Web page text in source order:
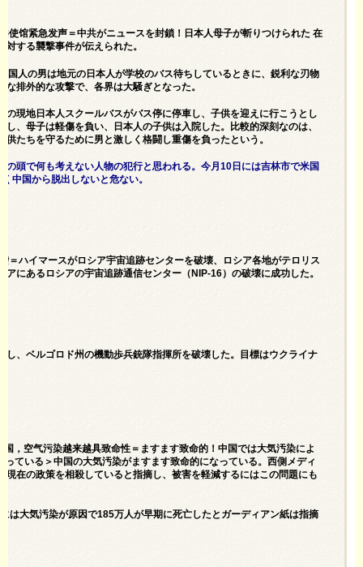
使馆紧急发声＝中共がニュースを封鎖！日本人母子が斬りつけられた 在
する襲撃事件が伝えられた。
国人の男は地元の日本人が学校のバス待ちしているときに、鋭利な刃物
排外的な攻撃で、各界は大騒ぎとなった。
現地日本人スクールバスがバス停に停車し、子供を迎えに行こうとし
、母子は軽傷を負い、日本人の子供は入院した。比較的深刻なのは、
たちを守るために男と激しく格闘し重傷を負ったという。
頭で何も考えない人物の犯行と思われる。今月10日には吉林市で米国
中国から脱出しないと危ない。
＝ハイマースがロシア宇宙追跡センターを破壊、ロシア各地がテロリス
にあるロシアの宇宙追跡通信センター（NIP-16）の破壊に成功した。
、ベルゴロド州の機動歩兵銃隊指揮所を破壊した。目標はウクライナ
，空气污染越来越具致命性＝ますます致命的！中国では大気汚染によ
ている＞中国の大気汚染がますます致命的になっている。西側メディ
在の政策を相殺していると指摘し、被害を軽減するにはこの問題にも
は大気汚染が原因で185万人が早期に死亡したとガーディアン紙は指摘